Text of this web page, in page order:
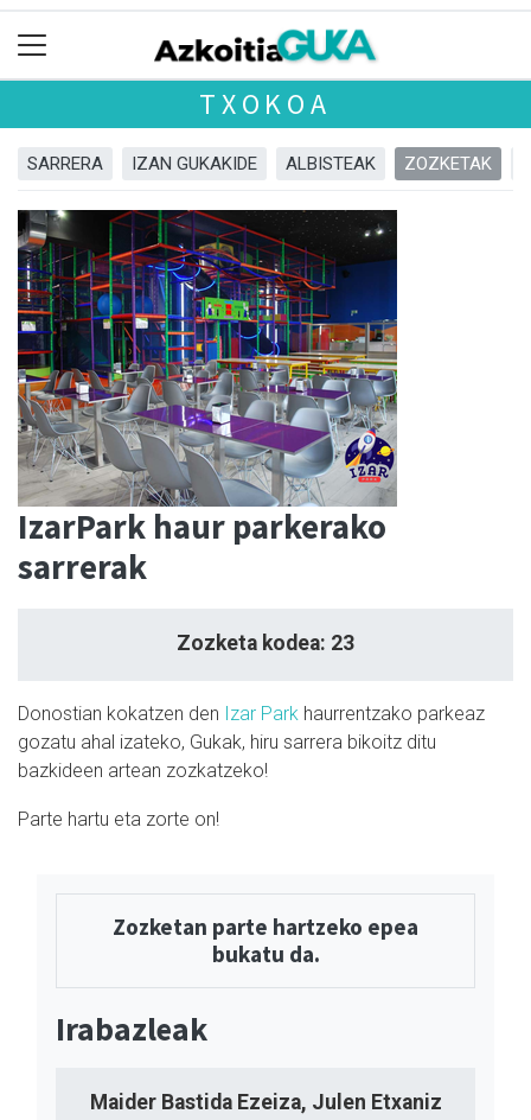
TXOKOA
SARRERA IZAN GUKAKIDE ALBISTEAK ZOZKETAK
IzarPark haur parkerako
sarrerak
Zozketa kodea: 23
Donostian kokatzen den Izar Park haurrentzako parkeaz
gozatu ahal izateko, Gukak, hiru sarrera bikoitz ditu
bazkideen artean zozkatzeko!
Parte hartu eta zorte on!
Zozketan parte hartzeko epea
bukatu da.
Irabazleak
Maider Bastida Ezeiza, Julen Etxaniz